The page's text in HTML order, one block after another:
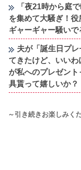
「夜21時から庭
を集めて大騒ぎ！役
ギャーギャー騒い
夫が「誕生日プ
てきたけど、いい
が私へのプレゼン
具貰って嬉しいか？
～引き続きお楽しみく